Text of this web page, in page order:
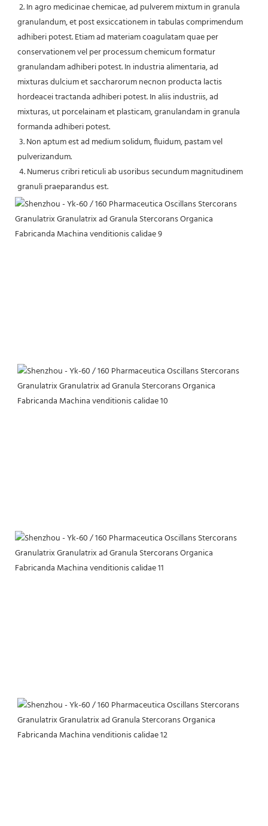
granulandum, et post exsiccationem in tabulas comprimendum
adhiberi potest. Etiam ad materiam coagulatam quae per
conservationem vel per processum chemicum formatur
granulandam adhiberi potest. In industria alimentaria, ad
mixturas dulcium et saccharorum necnon producta lactis
hordeacei tractanda adhiberi potest. In aliis industriis, ad
mixturas, ut porcelainam et plasticam, granulandam in granula
formanda adhiberi potest.
pulverizandum.
granuli praeparandus est.